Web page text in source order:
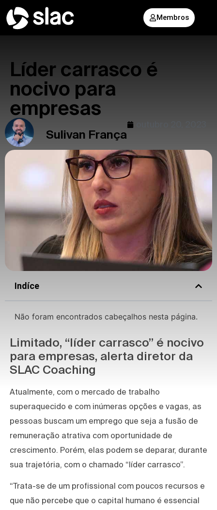
Membros
Líder carrasco é
nocivo para
empresas
Sulivan França
Indíce
Não foram encontrados cabeçalhos nesta página.
Limitado, “líder carrasco” é nocivo
para empresas, alerta diretor da
SLAC Coaching
Atualmente, com o mercado de trabalho
superaquecido e com inúmeras opções e vagas, as
pessoas buscam um emprego que seja a fusão de
remuneração atrativa com oportunidade de
crescimento. Porém, elas podem se deparar, durante
sua trajetória, com o chamado “líder carrasco”.
“Trata-se de um profissional com poucos recursos e
que não percebe que o capital humano é essencial